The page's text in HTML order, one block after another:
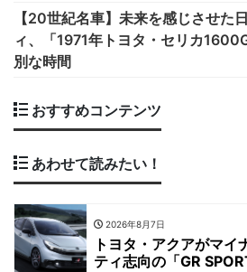
【20世紀名車】未来を感じさせた
ィ、「1971年トヨタ・セリカ
別な時間
おすすめコンテンツ
あわせて読みたい！
2026年8月7日
トヨタ・アクアがマイ
ティ志向の「GR